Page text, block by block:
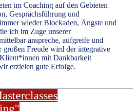
im Coaching auf den Gebieten
Gesprächsführung und
wieder Blockaden, Ängste und
ich im Zuge unserer
anspreche, aufgreife und
großen Freude wird der integrative
mit Dankbarkeit
erzielen gute Erfolge.